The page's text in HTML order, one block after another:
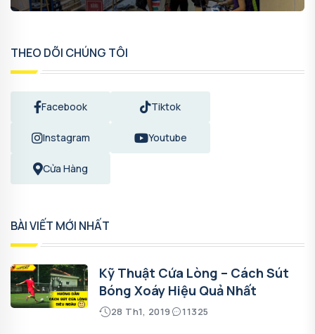
THEO DÕI CHÚNG TÔI
Facebook Tiktok
Instagram Youtube
Cửa Hàng
BÀI VIẾT MỚI NHẤT
Kỹ Thuật Cứa Lòng – Cách Sút
Bóng Xoáy Hiệu Quả Nhất
28 Th1, 2019 11325